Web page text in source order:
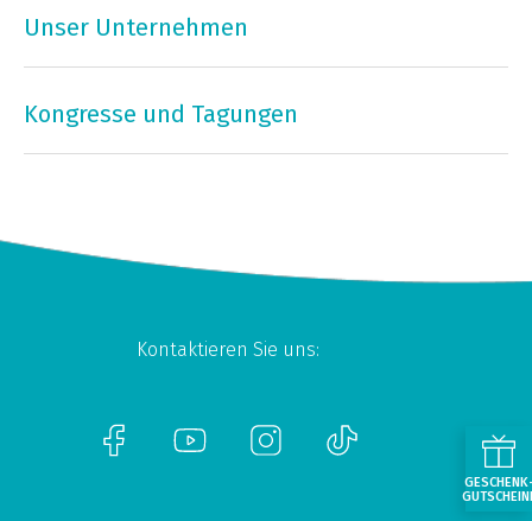
Unser Unternehmen
Kongresse und Tagungen
Kontaktieren Sie uns: